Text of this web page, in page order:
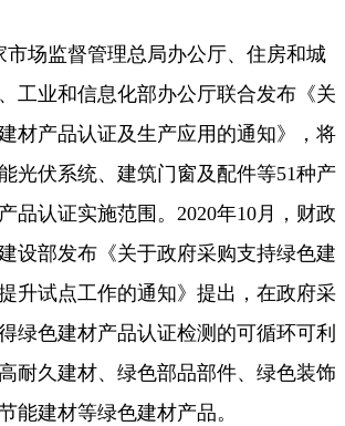
市场监督管理总局办公厅、住房和城
工业和信息化部办公厅联合发布《关
材产品认证及生产应用的通知》，将
光伏系统、建筑门窗及配件等51种产
品认证实施范围。2020年10月，财政
设部发布《关于政府采购支持绿色建
升试点工作的通知》提出，在政府采
绿色建材产品认证检测的可循环可利
耐久建材、绿色部品部件、绿色装饰
能建材等绿色建材产品。